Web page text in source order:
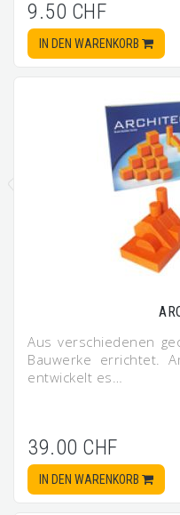
9.50 CHF
IN DEN WARENKORB
Aus verschiedenen
Bauwerke errichtet.
entwickelt es…
39.00 CHF
IN DEN WARENKORB